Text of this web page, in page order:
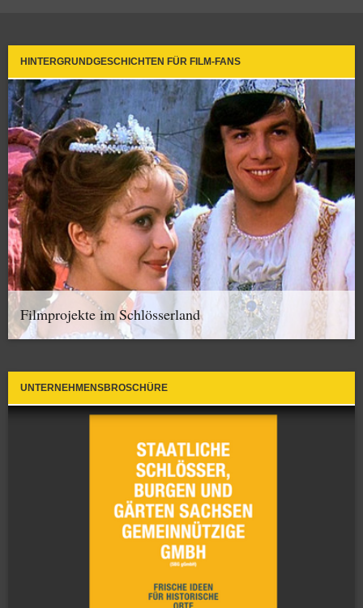
HINTERGRUNDGESCHICHTEN FÜR FILM-FANS
Filmprojekte im Schlösserland
UNTERNEHMENSBROSCHÜRE